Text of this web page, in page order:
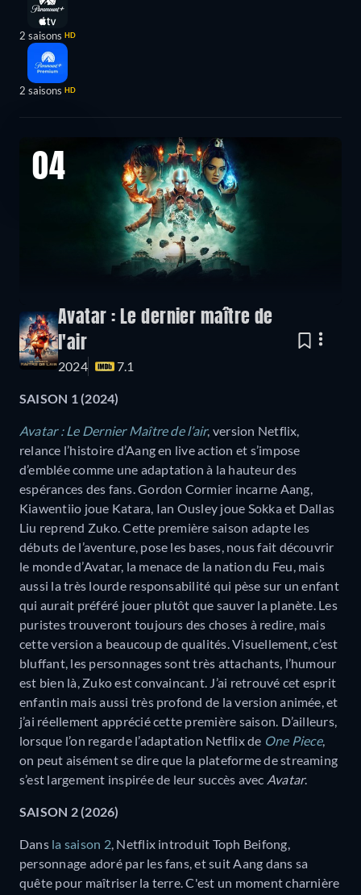
2 saisons HD
2 saisons HD
04
Avatar : Le dernier maître de
l'air
2024 7.1
SAISON 1 (2024)
Avatar : Le Dernier Maître de l’air, version Netflix,
relance l’histoire d’Aang en live action et s’impose
d’emblée comme une adaptation à la hauteur des
espérances des fans. Gordon Cormier incarne Aang,
Kiawentiio joue Katara, Ian Ousley joue Sokka et Dallas
Liu reprend Zuko. Cette première saison adapte les
débuts de l’aventure, pose les bases, nous fait découvrir
le monde d’Avatar, la menace de la nation du Feu, mais
aussi la très lourde responsabilité qui pèse sur un enfant
qui aurait préféré jouer plutôt que sauver la planète. Les
puristes trouveront toujours des choses à redire, mais
cette version a beaucoup de qualités. Visuellement, c’est
bluffant, les personnages sont très attachants, l’humour
est bien là, Zuko est convaincant. J’ai retrouvé cet esprit
enfantin mais aussi très profond de la version animée, et
j’ai réellement apprécié cette première saison. D’ailleurs,
lorsque l’on regarde l’adaptation Netflix de One Piece,
on peut aisément se dire que la plateforme de streaming
s’est largement inspirée de leur succès avec Avatar.
SAISON 2 (2026)
Dans la saison 2, Netflix introduit Toph Beifong,
personnage adoré par les fans, et suit Aang dans sa
quête pour maîtriser la terre. C'est un moment charnière